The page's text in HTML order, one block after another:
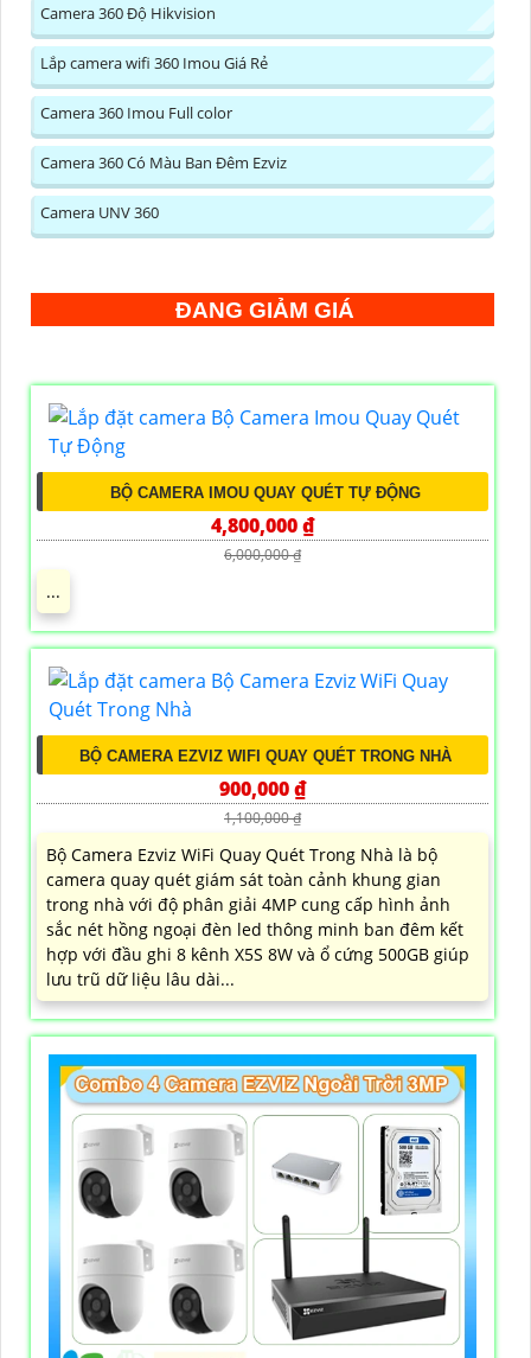
Camera 360 Độ Hikvision
Lắp camera wifi 360 Imou Giá Rẻ
Camera 360 Imou Full color
Camera 360 Có Màu Ban Đêm Ezviz
Camera UNV 360
ĐANG GIẢM GIÁ
BỘ CAMERA IMOU QUAY QUÉT TỰ ĐỘNG
4,800,000 ₫
6,000,000 ₫
...
BỘ CAMERA EZVIZ WIFI QUAY QUÉT TRONG NHÀ
900,000 ₫
1,100,000 ₫
Bộ Camera Ezviz WiFi Quay Quét Trong Nhà là bộ
camera quay quét giám sát toàn cảnh khung gian
trong nhà với độ phân giải 4MP cung cấp hình ảnh
sắc nét hồng ngoại đèn led thông minh ban đêm kết
hợp với đầu ghi 8 kênh X5S 8W và ổ cứng 500GB giúp
lưu trũ dữ liệu lâu dài...